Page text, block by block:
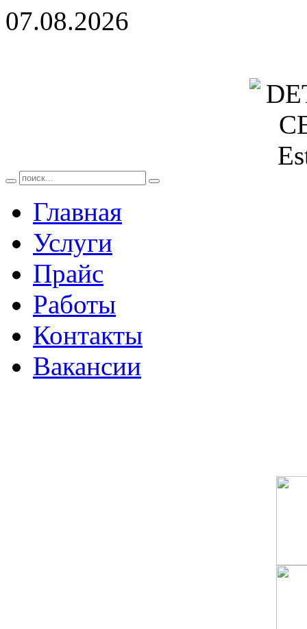
07.08.2026
Главная
Услуги
Прайс
Работы
Контакты
Вакансии